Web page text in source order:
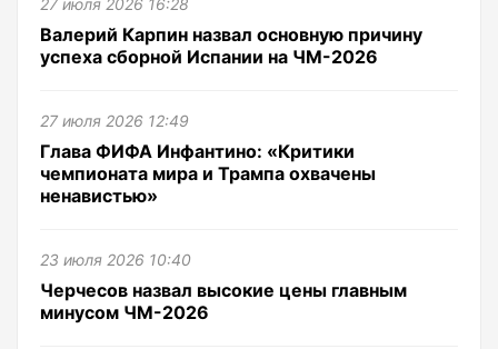
27 июля 2026 16:28
Валерий Карпин назвал основную причину
успеха сборной Испании на ЧМ-2026
27 июля 2026 12:49
Глава ФИФА Инфантино: «Критики
чемпионата мира и Трампа охвачены
ненавистью»
23 июля 2026 10:40
Черчесов назвал высокие цены главным
минусом ЧМ-2026